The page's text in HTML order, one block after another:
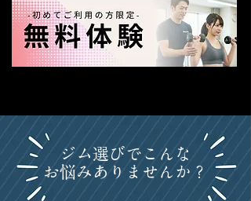
ジム選びでこんな
お悩みありませんか？